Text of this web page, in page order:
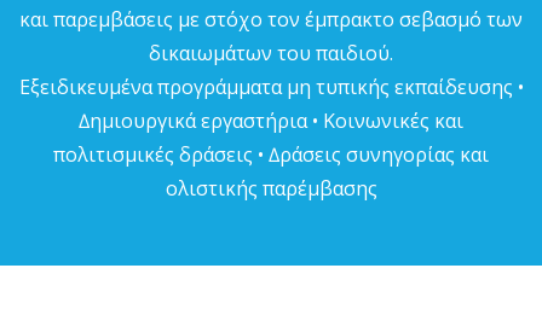
και παρεµβάσεις µε στόχο τον έµπρακτο σεβασµό των
δικαιωµάτων του παιδιού.
Εξειδικευµένα προγράµµατα µη τυπικής εκπαίδευσης •
∆ηµιουργικά εργαστήρια • Κοινωνικές και
πολιτισµικές δράσεις • ∆ράσεις συνηγορίας και
ολιστικής παρέµβασης